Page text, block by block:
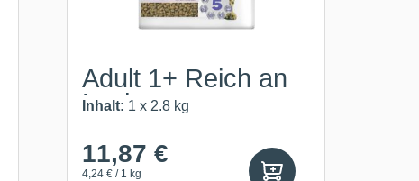
Adult 1+ Reich an
Lachs
Inhalt: 1 x 2.8 kg
11,87 €
4,24 € / 1 kg